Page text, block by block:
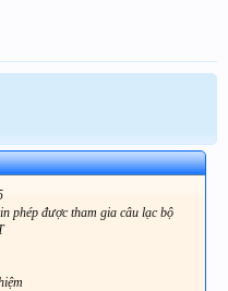
phép được tham gia câu lạc bộ